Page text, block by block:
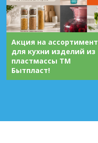
Акция на ассортимент
для кухни изделий из
пластмассы ТМ
Бытпласт!